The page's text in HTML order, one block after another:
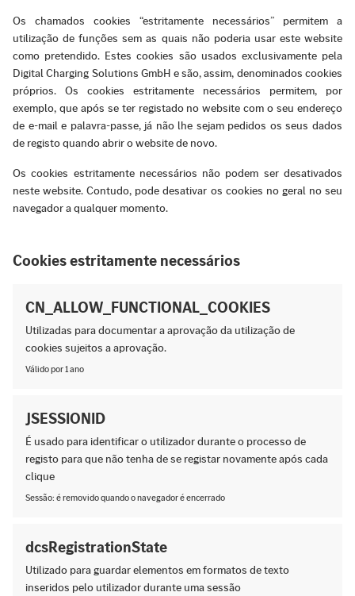
Os chamados cookies “estritamente necessários” permitem a
utilização de funções sem as quais não poderia usar este website
como pretendido. Estes cookies são usados exclusivamente pela
Digital Charging Solutions GmbH e são, assim, denominados cookies
próprios. Os cookies estritamente necessários permitem, por
exemplo, que após se ter registado no website com o seu endereço
de e-mail e palavra-passe, já não lhe sejam pedidos os seus dados
de registo quando abrir o website de novo.
Os cookies estritamente necessários não podem ser desativados
neste website. Contudo, pode desativar os cookies no geral no seu
navegador a qualquer momento.
Cookies estritamente necessários
CN_ALLOW_FUNCTIONAL_COOKIES
Utilizadas para documentar a aprovação da utilização de
cookies sujeitos a aprovação.
Válido por 1 ano
JSESSIONID
É usado para identificar o utilizador durante o processo de
registo para que não tenha de se registar novamente após cada
clique
Sessão: é removido quando o navegador é encerrado
dcsRegistrationState
Utilizado para guardar elementos em formatos de texto
inseridos pelo utilizador durante uma sessão